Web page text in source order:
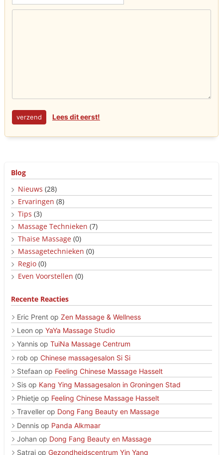
Lees dit eerst!
Blog
Nieuws (28)
Ervaringen (8)
Tips (3)
Massage Technieken (7)
Thaise Massage (0)
Massagetechnieken (0)
Regio (0)
Even Voorstellen (0)
Recente Reacties
Eric Prent op Zen Massage & Wellness
Leon op YaYa Massage Studio
Yannis op TuiNa Massage Centrum
rob op Chinese massagesalon Si Si
Stefaan op Feeling Chinese Massage Hasselt
Sis op Kang Ying Massagesalon in Groningen Stad
Phietje op Feeling Chinese Massage Hasselt
Traveller op Dong Fang Beauty en Massage
Dennis op Panda Alkmaar
Johan op Dong Fang Beauty en Massage
Satrai op Gezondheidscentrum Yin Yang